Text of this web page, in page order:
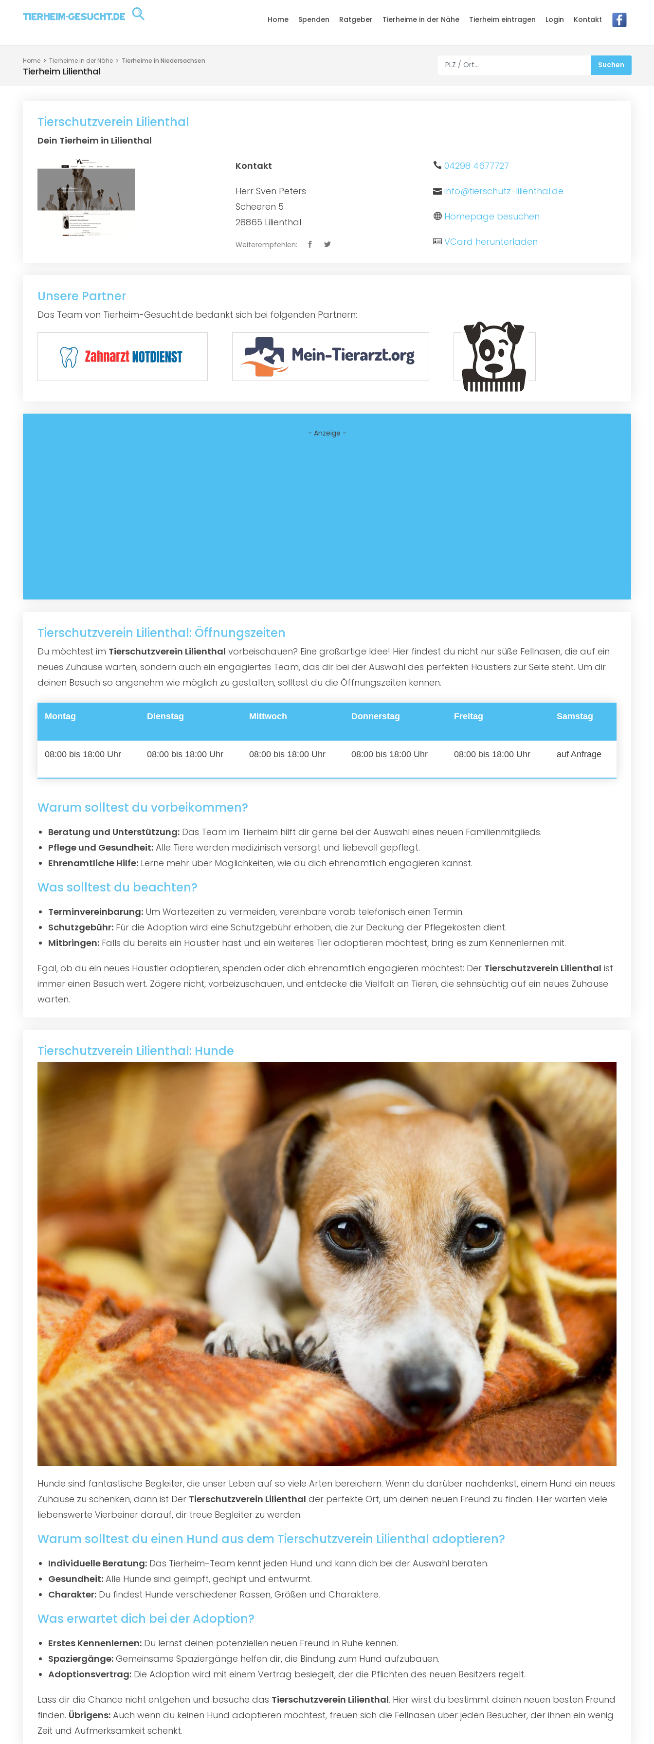
Home Spenden Ratgeber Tierheime in der Nähe Tierheim eintragen Login Kontakt
Home Tierheime in der Nähe Tierheime in Niedersachsen
Tierheim Lilienthal
Tierschutzverein Lilienthal
Dein Tierheim in Lilienthal
Kontakt
Herr Sven Peters
Scheeren 5
28865 Lilienthal
Weiterempfehlen:
04298 4677727
info@tierschutz-lilienthal.de
Homepage besuchen
VCard herunterladen
Unsere Partner
Das Team von Tierheim-Gesucht.de bedankt sich bei folgenden Partnern:
- Anzeige -
Tierschutzverein Lilienthal: Öffnungszeiten
Du möchtest im Tierschutzverein Lilienthal vorbeischauen? Eine großartige Idee! Hier findest du nicht nur süße Fellnasen, die auf ein
neues Zuhause warten, sondern auch ein engagiertes Team, das dir bei der Auswahl des perfekten Haustiers zur Seite steht. Um dir
deinen Besuch so angenehm wie möglich zu gestalten, solltest du die Öffnungszeiten kennen.
Montag Dienstag Mittwoch Donnerstag Freitag Samstag
08:00 bis 18:00 Uhr 08:00 bis 18:00 Uhr 08:00 bis 18:00 Uhr 08:00 bis 18:00 Uhr 08:00 bis 18:00 Uhr auf Anfrage
Warum solltest du vorbeikommen?
Beratung und Unterstützung: Das Team im Tierheim hilft dir gerne bei der Auswahl eines neuen Familienmitglieds.
Pflege und Gesundheit: Alle Tiere werden medizinisch versorgt und liebevoll gepflegt.
Ehrenamtliche Hilfe: Lerne mehr über Möglichkeiten, wie du dich ehrenamtlich engagieren kannst.
Was solltest du beachten?
Terminvereinbarung: Um Wartezeiten zu vermeiden, vereinbare vorab telefonisch einen Termin.
Schutzgebühr: Für die Adoption wird eine Schutzgebühr erhoben, die zur Deckung der Pflegekosten dient.
Mitbringen: Falls du bereits ein Haustier hast und ein weiteres Tier adoptieren möchtest, bring es zum Kennenlernen mit.
Egal, ob du ein neues Haustier adoptieren, spenden oder dich ehrenamtlich engagieren möchtest: Der Tierschutzverein Lilienthal ist
immer einen Besuch wert. Zögere nicht, vorbeizuschauen, und entdecke die Vielfalt an Tieren, die sehnsüchtig auf ein neues Zuhause
warten.
Tierschutzverein Lilienthal: Hunde
Hunde sind fantastische Begleiter, die unser Leben auf so viele Arten bereichern. Wenn du darüber nachdenkst, einem Hund ein neues
Zuhause zu schenken, dann ist Der Tierschutzverein Lilienthal der perfekte Ort, um deinen neuen Freund zu finden. Hier warten viele
liebenswerte Vierbeiner darauf, dir treue Begleiter zu werden.
Warum solltest du einen Hund aus dem Tierschutzverein Lilienthal adoptieren?
Individuelle Beratung: Das Tierheim-Team kennt jeden Hund und kann dich bei der Auswahl beraten.
Gesundheit: Alle Hunde sind geimpft, gechipt und entwurmt.
Charakter: Du findest Hunde verschiedener Rassen, Größen und Charaktere.
Was erwartet dich bei der Adoption?
Erstes Kennenlernen: Du lernst deinen potenziellen neuen Freund in Ruhe kennen.
Spaziergänge: Gemeinsame Spaziergänge helfen dir, die Bindung zum Hund aufzubauen.
Adoptionsvertrag: Die Adoption wird mit einem Vertrag besiegelt, der die Pflichten des neuen Besitzers regelt.
Lass dir die Chance nicht entgehen und besuche das Tierschutzverein Lilienthal. Hier wirst du bestimmt deinen neuen besten Freund
finden. Übrigens: Auch wenn du keinen Hund adoptieren möchtest, freuen sich die Fellnasen über jeden Besucher, der ihnen ein wenig
Zeit und Aufmerksamkeit schenkt.